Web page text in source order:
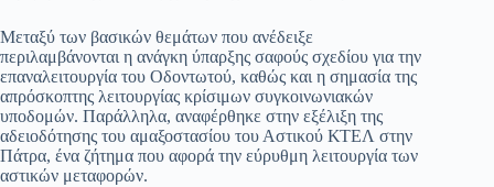
Μεταξύ των βασικών θεμάτων που ανέδειξε
περιλαμβάνονται η ανάγκη ύπαρξης σαφούς σχεδίου για την
επαναλειτουργία του Οδοντωτού, καθώς και η σημασία της
απρόσκοπτης λειτουργίας κρίσιμων συγκοινωνιακών
υποδομών. Παράλληλα, αναφέρθηκε στην εξέλιξη της
αδειοδότησης του αμαξοστασίου του Αστικού ΚΤΕΛ στην
Πάτρα, ένα ζήτημα που αφορά την εύρυθμη λειτουργία των
αστικών μεταφορών.